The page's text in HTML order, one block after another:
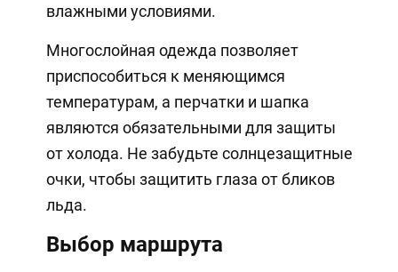
влажными условиями.
Многослойная одежда позволяет
приспособиться к меняющимся
температурам, а перчатки и шапка
являются обязательными для защиты
от холода. Не забудьте солнцезащитные
очки, чтобы защитить глаза от бликов
льда.
Выбор маршрута